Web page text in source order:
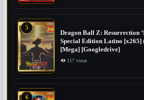
5
Dragon Ball Z: Resurrection
Special Edition Latino [x265]
[Mega] [Googledrive]
117 vistas
6